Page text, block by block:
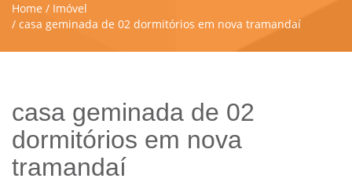
Home
Imóvel
casa geminada de 02 dormitórios em nova tramandaí
casa geminada de 02
dormitórios em nova
tramandaí